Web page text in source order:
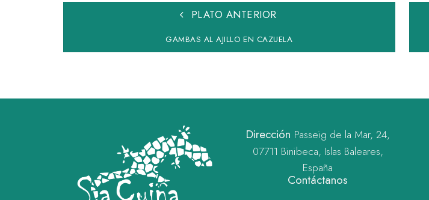
PLATO ANTERIOR
GAMBAS AL AJILLO EN CAZUELA
Dirección Passeig de la Mar, 24,
07711 Binibeca, Islas Baleares,
España
Contáctanos